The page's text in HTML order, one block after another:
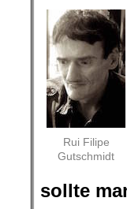
Rui Filipe
Gutschmidt
sollte